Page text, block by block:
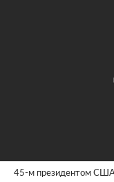
45-м президентом США